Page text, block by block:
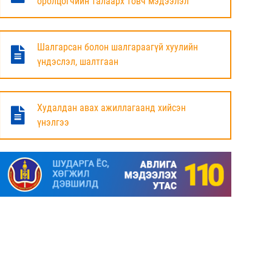
ХҮЛЭЭЛЦЭЖ БАЙНА
6 сар
МАЛ ТООЛЛОГЫН НЭГДСЭН ДҮНГ
ТАНИЛЦУУЛЛАА.
6 сар
НИЙСЛЭЛИЙН ИРГЭДИЙН
ТӨЛӨӨЛӨГЧДИЙН ХУРЛЫН ДАРГА, ЗАСАГ
ДАРГА НАРТАЙ ЦАХИМ УУЛЗАЛТ ХИЙЖ
БАЙНА
Шалгарсан болон шалгараагүй хуулийн
үндэслэл, шалтгаан
Худалдан авах ажиллагаанд хийсэн
үнэлгээ